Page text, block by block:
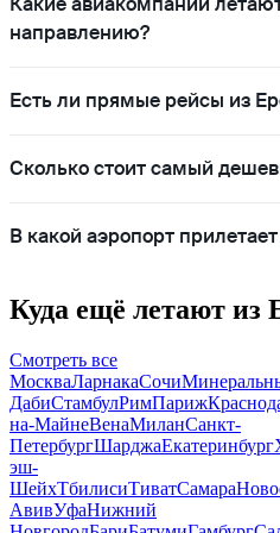
направлению?
Есть ли прямые рейсы из
Сколько стоит самый
В какой аэропорт
Куда ещё летают из
Смотреть все
МоскваЛарнакаСочи
ДабиСтамбулРимПариж
на-МайнеВенаМиланСанкт-
ПетербургШарджаЕкатеринбург
эш-
ШейхТбилисиТиватСамара
АвивУфаНижний